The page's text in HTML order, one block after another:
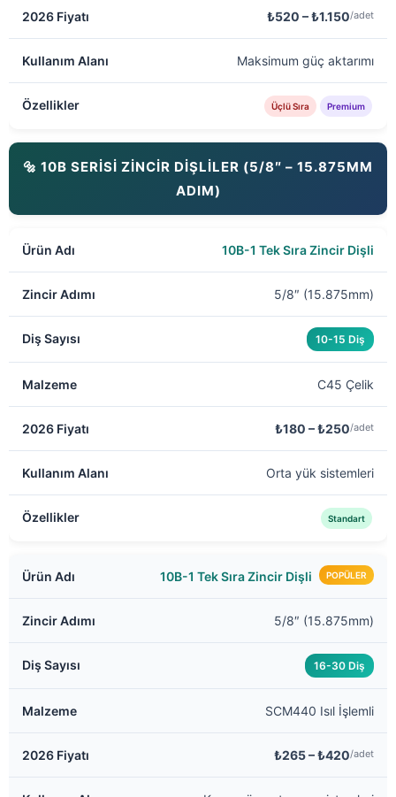
₺520 – ₺1.150/adet
Maksimum güç aktarımı
Üçlü Sıra Premium
🔩 10B SERİSİ ZİNCİR DİŞLİLER (5/8″ – 15.875MM
ADIM)
10B-1 Tek Sıra Zincir Dişli
5/8″ (15.875mm)
10-15 Diş
C45 Çelik
₺180 – ₺250/adet
Orta yük sistemleri
Standart
10B-1 Tek Sıra Zincir Dişli POPÜLER
5/8″ (15.875mm)
16-30 Diş
SCM440 Isıl İşlemli
₺265 – ₺420/adet